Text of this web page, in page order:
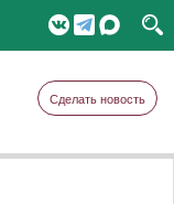
Сделать новость